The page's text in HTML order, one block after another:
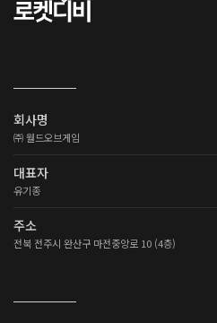
회사명
㈜ 월드오브게임
대표자
유기종
주소
전북 전주시 완산구 마전중앙로 10 (4층)